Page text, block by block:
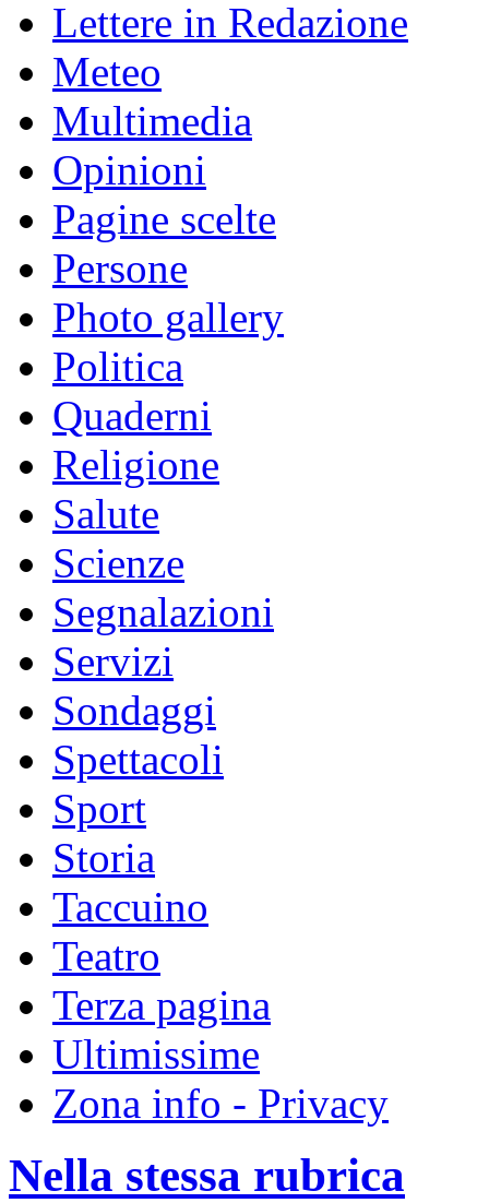
Lettere in Redazione
Meteo
Multimedia
Opinioni
Pagine scelte
Persone
Photo gallery
Politica
Quaderni
Religione
Salute
Scienze
Segnalazioni
Servizi
Sondaggi
Spettacoli
Sport
Storia
Taccuino
Teatro
Terza pagina
Ultimissime
Zona info - Privacy
Nella stessa rubrica